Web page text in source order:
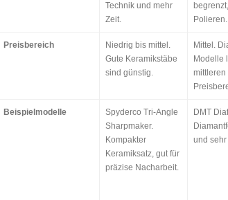
Technik und mehr
Zeit.
Polieren.
Preisbereich
Niedrig bis mittel.
Gute Keramikstäbe
sind günstig.
Mittel.
Modelle
mittleren
Beispielmodelle
Spyderco Tri-Angle
Sharpmaker.
Kompakter
Keramiksatz, gut für
präzise Nacharbeit.
DMT
und sehr